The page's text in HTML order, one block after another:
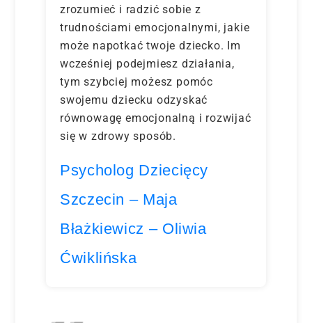
zrozumieć i radzić sobie z
trudnościami emocjonalnymi, jakie
może napotkać twoje dziecko. Im
wcześniej podejmiesz działania,
tym szybciej możesz pomóc
swojemu dziecku odzyskać
równowagę emocjonalną i rozwijać
się w zdrowy sposób.
Psycholog Dziecięcy
Szczecin – Maja
Błażkiewicz – Oliwia
Ćwiklińska